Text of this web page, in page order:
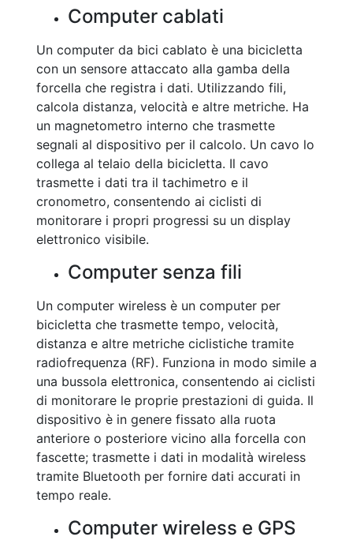
Computer cablati
Un computer da bici cablato è una bicicletta
con un sensore attaccato alla gamba della
forcella che registra i dati. Utilizzando fili,
calcola distanza, velocità e altre metriche. Ha
un magnetometro interno che trasmette
segnali al dispositivo per il calcolo. Un cavo lo
collega al telaio della bicicletta. Il cavo
trasmette i dati tra il tachimetro e il
cronometro, consentendo ai ciclisti di
monitorare i propri progressi su un display
elettronico visibile.
Computer senza fili
Un computer wireless è un computer per
bicicletta che trasmette tempo, velocità,
distanza e altre metriche ciclistiche tramite
radiofrequenza (RF). Funziona in modo simile a
una bussola elettronica, consentendo ai ciclisti
di monitorare le proprie prestazioni di guida. Il
dispositivo è in genere fissato alla ruota
anteriore o posteriore vicino alla forcella con
fascette; trasmette i dati in modalità wireless
tramite Bluetooth per fornire dati accurati in
tempo reale.
Computer wireless e GPS